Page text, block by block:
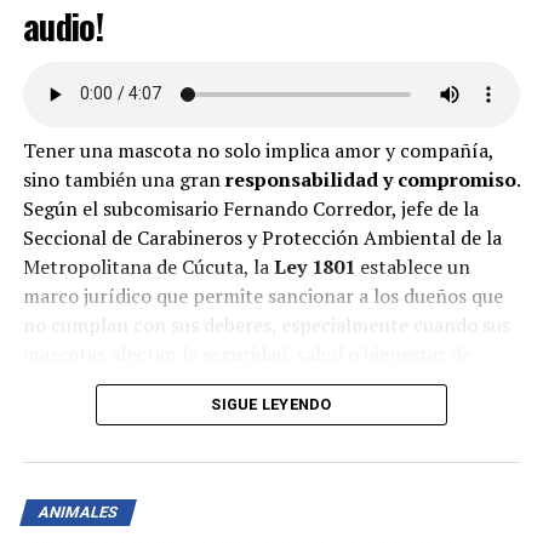
audio!
Tener una mascota no solo implica amor y compañía,
sino también una granresponsabilidad y compromiso.
Según el subcomisario Fernando Corredor, jefe de la
Seccional de Carabineros y Protección Ambiental de la
Metropolitana de Cúcuta, laLey 1801 establece un
marco jurídico que permite sancionar a los dueños que
no cumplan con sus deberes, especialmente cuando sus
dueños la categoría de “tenedor responsable”. Esto
SIGUE LEYENDO
ANIMALES